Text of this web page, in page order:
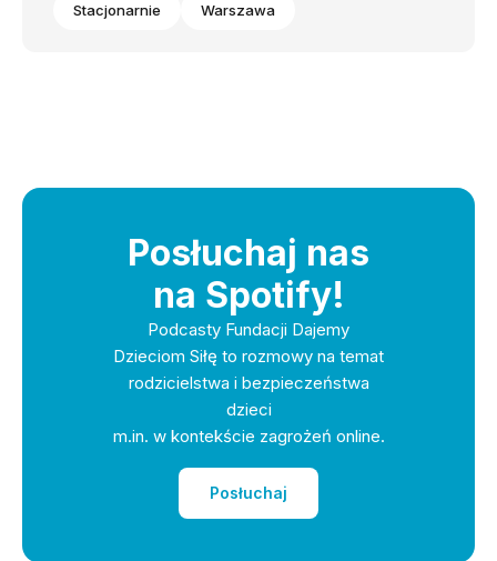
Stacjonarnie Warszawa
Posłuchaj nas
na Spotify!
Podcasty Fundacji Dajemy
Dzieciom Siłę to rozmowy na temat
rodzicielstwa i bezpieczeństwa
dzieci
m.in. w kontekście zagrożeń online.
Posłuchaj